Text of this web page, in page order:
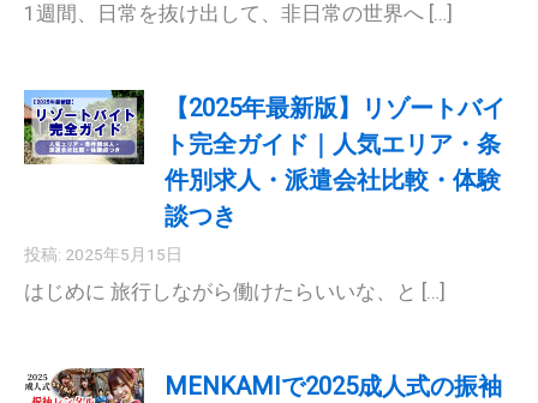
1週間、日常を抜け出して、非日常の世界へ […]
【2025年最新版】リゾートバイ
ト完全ガイド｜人気エリア・条
件別求人・派遣会社比較・体験
談つき
投稿: 2025年5月15日
はじめに 旅行しながら働けたらいいな、と […]
MENKAMIで2025成人式の振袖